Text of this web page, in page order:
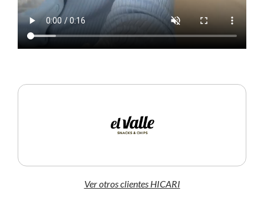
Ver otros clientes HICARI